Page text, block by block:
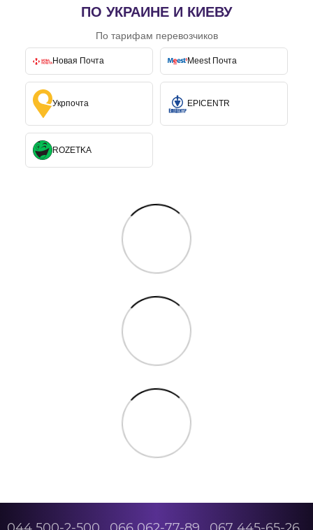
ПО УКРАИНЕ И КИЕВУ
По тарифам перевозчиков
Новая Почта Meest Почта
Укрпочта EPICENTR
ROZETKA